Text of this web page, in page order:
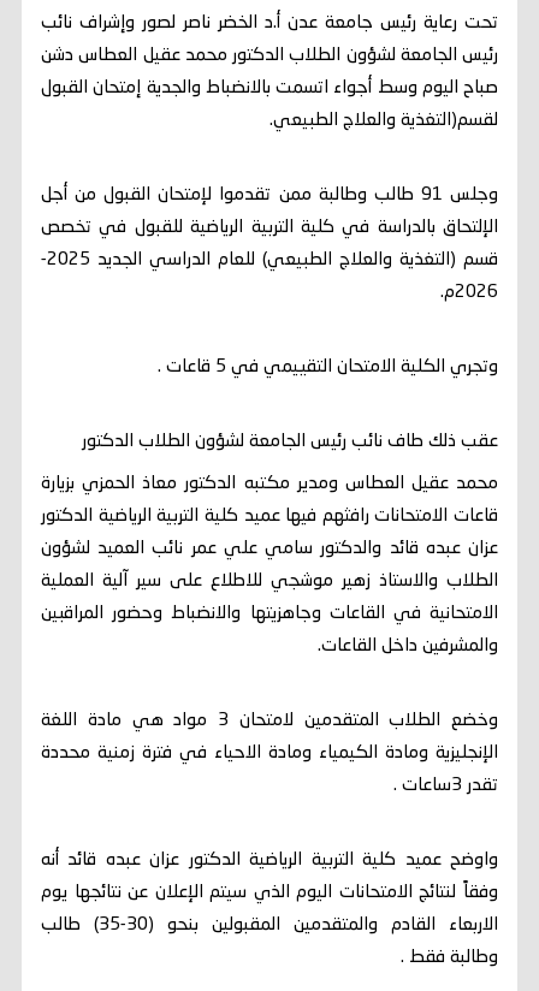
تحت رعاية رئيس جامعة عدن أ.د الخضر ناصر لصور وإشراف نائب
رئيس الجامعة لشؤون الطلاب الدكتور محمد عقيل العطاس دشن
صباح اليوم وسط أجواء اتسمت بالانضباط والجدية إمتحان القبول
لقسم(التغذية والعلاج الطبيعي.
وجلس 91 طالب وطالبة ممن تقدموا لإمتحان القبول من أجل
الإلتحاق بالدراسة في كلية التربية الرياضية للقبول في تخصص
قسم (التغذية والعلاج الطبيعي) للعام الدراسي الجديد 2025-
2026م.
وتجري الكلية الامتحان التقييمي في 5 قاعات .
عقب ذلك طاف نائب رئيس الجامعة لشؤون الطلاب الدكتور
محمد عقيل العطاس ومدير مكتبه الدكتور معاذ الحمزي بزيارة
قاعات الامتحانات رافثهم فيها عميد كلية التربية الرياضية الدكتور
عزان عبده قائد والدكتور سامي علي عمر نائب العميد لشؤون
الطلاب والاستاذ زهير موشجي للاطلاع على سير آلية العملية
الامتحانية في القاعات وجاهزيتها والانضباط وحضور المراقبين
والمشرفين داخل القاعات.
وخضع الطلاب المتقدمين لامتحان 3 مواد هي مادة اللغة
الإنجليزية ومادة الكيمياء ومادة الاحياء في فترة زمنية محددة
تقدر 3ساعات .
واوضح عميد كلية التربية الرياضية الدكتور عزان عبده قائد أنه
وفقاً لنتائج الامتحانات اليوم الذي سيتم الإعلان عن نتائجها يوم
الاربعاء القادم والمتقدمين المقبولين بنحو (30-35) طالب
وطالبة فقط .